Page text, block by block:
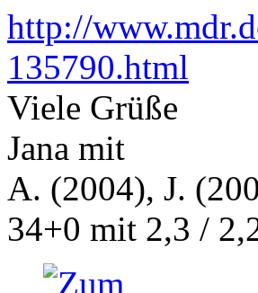
http://
135790.html
Viele Grüße
Jana mit
A. (2004), J.
34+0 mit 2,3 /